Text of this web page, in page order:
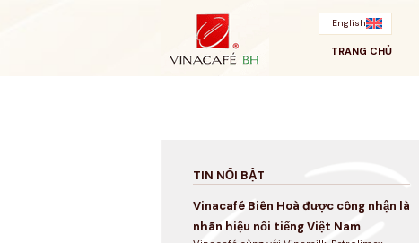
English
TRANG CHỦ
TIN NỔI BẬT
Vinacafé Biên Hoà được công nhận là
nhãn hiệu nổi tiếng Việt Nam